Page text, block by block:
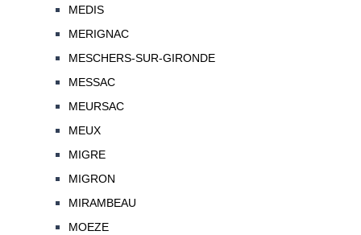
MEDIS
MERIGNAC
MESCHERS-SUR-GIRONDE
MESSAC
MEURSAC
MEUX
MIGRE
MIGRON
MIRAMBEAU
MOEZE